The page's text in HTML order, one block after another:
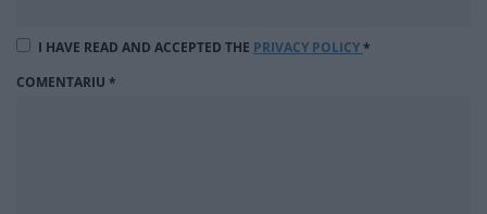
I HAVE READ AND ACCEPTED THE PRIVACY POLICY*
COMENTARIU *